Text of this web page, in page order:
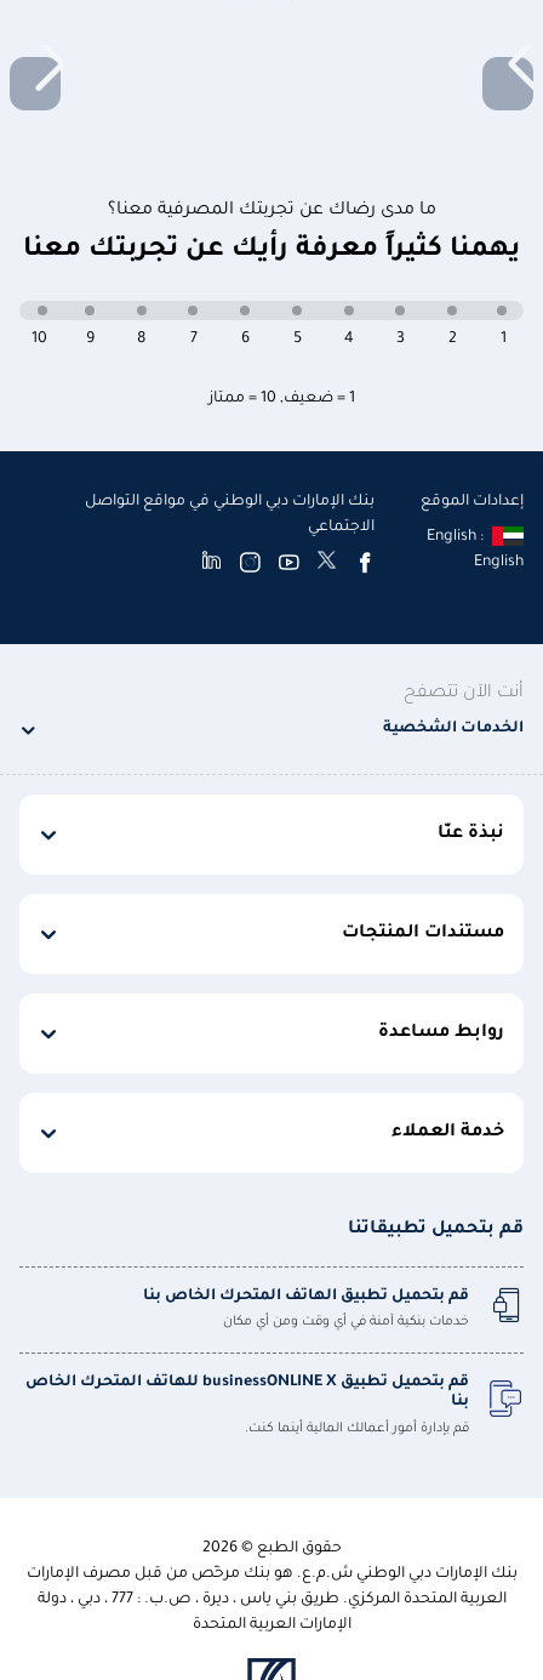
ما مدى رضاك عن تجربتك المصرفية معنا؟
يهمنا كثيراً معرفة رأيك عن تجربتك معنا
1 = ضعيف , 10 = ممتاز
10 9 8 7 6 5 4 3 2 1
إعدادات الموقع
English :
English
بنك الإمارات دبي الوطني في مواقع التواصل
الاجتماعي
أنت الآن تتصفح
الخدمات الشخصية
نبذة عنّا
مستندات المنتجات
روابط مساعدة
خدمة العملاء
قم بتحميل تطبيقاتنا
قم بتحميل تطبيق الهاتف المتحرك الخاص بنا
خدمات بنكية آمنة في أي وقت ومن أي مكان
قم بتحميل تطبيق businessONLINE X للهاتف المتحرك الخاص
بنا
قم بإدارة أمور أعمالك المالية أينما كنت.
حقوق الطبع © 2026
بنك الإمارات دبي الوطني ش.م.ع. هو بنك مرخّص من قبل مصرف الإمارات
العربية المتحدة المركزي. طريق بني ياس ، ديرة ، ص.ب. : 777 ، دبي ، دولة
الإمارات العربية المتحدة